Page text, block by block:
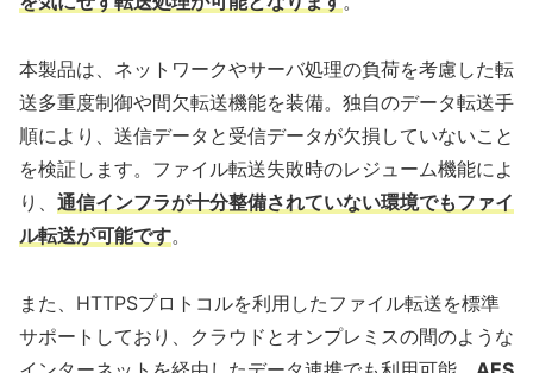
本製品は、ネットワークやサーバ処理の負荷を考慮した転
送多重度制御や間欠転送機能を装備。独自のデータ転送手
順により、送信データと受信データが欠損していないこと
を検証します。ファイル転送失敗時のレジューム機能によ
り、 通信インフラが十分整備されていない環境でもファイ
ル転送が可能です。
また、HTTPSプロトコルを利用したファイル転送を標準
サポートしており、クラウドとオンプレミスの間のような